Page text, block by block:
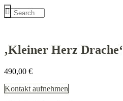
‚Kleiner Herz Drache‘
490,00 €
Kontakt aufnehmen